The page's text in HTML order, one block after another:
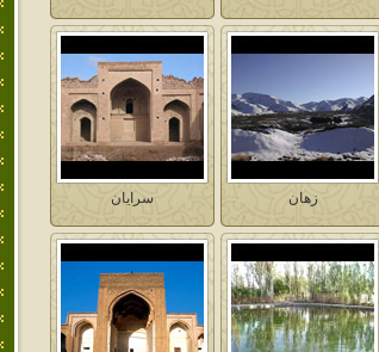
زهان سرايان